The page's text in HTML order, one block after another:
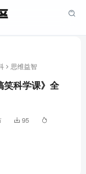
思维益智
笑科学课》全
95